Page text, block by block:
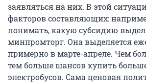
заявляться на них. В этой
факторов составляющих:
понимать, какую субсидию
минпромторг. Она выделяется
примерно в марте-апреле. Чем
тем больше шансов купить
электробусов. Сама ценовая